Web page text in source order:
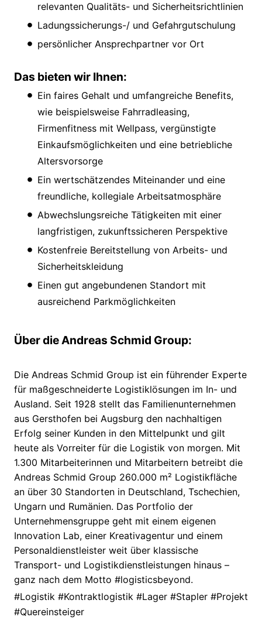
relevanten Qualitäts- und Sicherheitsrichtlinien
Ladungssicherungs-/ und Gefahrgutschulung
persönlicher Ansprechpartner vor Ort
Das bieten wir Ihnen:
Ein faires Gehalt und umfangreiche Benefits,
wie beispielsweise Fahrradleasing,
Firmenfitness mit Wellpass, vergünstigte
Einkaufsmöglichkeiten und eine betriebliche
Altersvorsorge
Ein wertschätzendes Miteinander und eine
freundliche, kollegiale Arbeitsatmosphäre
Abwechslungsreiche Tätigkeiten mit einer
langfristigen, zukunftssicheren Perspektive
Kostenfreie Bereitstellung von Arbeits- und
Sicherheitskleidung
Einen gut angebundenen Standort mit
ausreichend Parkmöglichkeiten
Über die Andreas Schmid Group:
Die Andreas Schmid Group ist ein führender Experte
für maßgeschneiderte Logistiklösungen im In- und
Ausland. Seit 1928 stellt das Familienunternehmen
aus Gersthofen bei Augsburg den nachhaltigen
Erfolg seiner Kunden in den Mittelpunkt und gilt
heute als Vorreiter für die Logistik von morgen. Mit
1.300 Mitarbeiterinnen und Mitarbeitern betreibt die
Andreas Schmid Group 260.000 m² Logistikfläche
an über 30 Standorten in Deutschland, Tschechien,
Ungarn und Rumänien. Das Portfolio der
Unternehmensgruppe geht mit einem eigenen
Innovation Lab, einer Kreativagentur und einem
Personaldienstleister weit über klassische
Transport- und Logistikdienstleistungen hinaus –
ganz nach dem Motto #logisticsbeyond.
#Logistik #Kontraktlogistik #Lager #Stapler #Projekt
#Quereinsteiger